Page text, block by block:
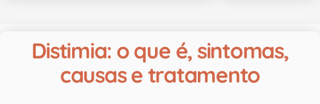
Distimia: o que é, sintomas,
causas e tratamento